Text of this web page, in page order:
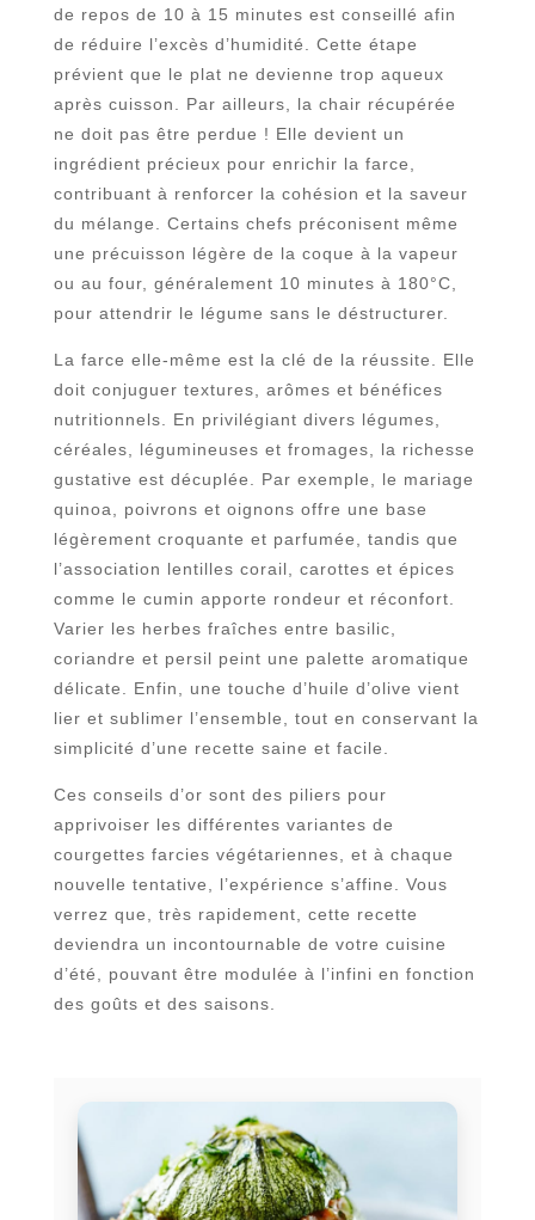
de repos de 10 à 15 minutes est conseillé afin
de réduire l’excès d’humidité. Cette étape
prévient que le plat ne devienne trop aqueux
après cuisson. Par ailleurs, la chair récupérée
ne doit pas être perdue ! Elle devient un
ingrédient précieux pour enrichir la farce,
contribuant à renforcer la cohésion et la saveur
du mélange. Certains chefs préconisent même
une précuisson légère de la coque à la vapeur
ou au four, généralement 10 minutes à 180°C,
pour attendrir le légume sans le déstructurer.
La farce elle-même est la clé de la réussite. Elle
doit conjuguer textures, arômes et bénéfices
nutritionnels. En privilégiant divers légumes,
céréales, légumineuses et fromages, la richesse
gustative est décuplée. Par exemple, le mariage
quinoa, poivrons et oignons offre une base
légèrement croquante et parfumée, tandis que
l’association lentilles corail, carottes et épices
comme le cumin apporte rondeur et réconfort.
Varier les herbes fraîches entre basilic,
coriandre et persil peint une palette aromatique
délicate. Enfin, une touche d’huile d’olive vient
lier et sublimer l’ensemble, tout en conservant la
simplicité d’une recette saine et facile.
Ces conseils d’or sont des piliers pour
apprivoiser les différentes variantes de
courgettes farcies végétariennes, et à chaque
nouvelle tentative, l’expérience s’affine. Vous
verrez que, très rapidement, cette recette
deviendra un incontournable de votre cuisine
d’été, pouvant être modulée à l’infini en fonction
des goûts et des saisons.